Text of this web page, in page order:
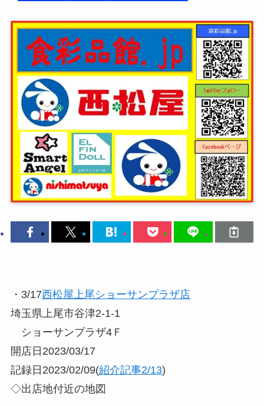
・3/17西松屋上尾ショーサンプラザ店
埼玉県上尾市谷津2-1-1
ショーサンプラザ4Ｆ
開店日2023/03/17
記録日2023/02/09(紹介記事2/13)
◇出店地付近の地図